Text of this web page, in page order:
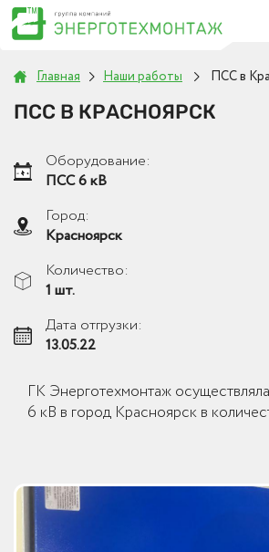
Главная Наши работы ПСС в
ПСС В КРАСНОЯРСК
Оборудование:
ПСС 6 кВ
Город:
Красноярск
Количество:
1 шт.
Дата отгрузки:
13.05.22
ГК Энерготехмонтаж
6 кВ в город Красноярск в